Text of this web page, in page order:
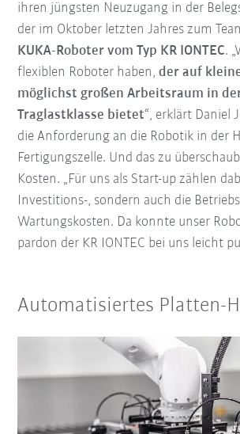
ihren jüngsten Neuzugang in der
der im Oktober letzten Jahres zum
KUKA-Roboter vom Typ KR IONTEC.
flexiblen Roboter haben,der auf
möglichst großen Arbeitsraum in
Traglastklasse bietet“, erklärt Daniel
die Anforderung an die Robotik in der
Fertigungszelle. Und das zu
Kosten. „Für uns als Start-up zählen
Investitions-, sondern auch die
Wartungskosten. Da konnte unser
pardon der KR IONTEC bei uns leicht
Automatisiertes Platten-